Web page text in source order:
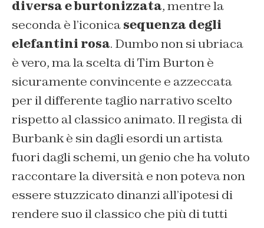
diversa e burtonizzata, mentre la
seconda è l’iconicasequenza degli
elefantini rosa. Dumbo non si ubriaca
è vero, ma la scelta di Tim Burton è
sicuramente convincente e azzeccata
per il differente taglio narrativo scelto
rispetto al classico animato. Il regista di
Burbank è sin dagli esordi un artista
fuori dagli schemi, un genio che ha voluto
raccontare la diversità e non poteva non
essere stuzzicato dinanzi all’ipotesi di
rendere suo il classico che più di tutti